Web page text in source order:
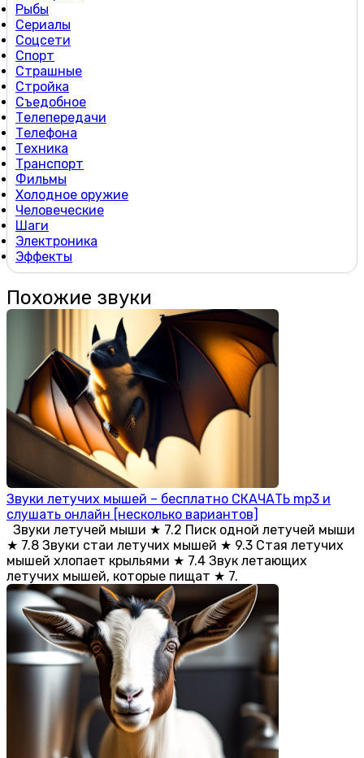
Рыбы
Сериалы
Соцсети
Спорт
Страшные
Стройка
Съедобное
Телепередачи
Телефона
Техника
Транспорт
Фильмы
Холодное оружие
Человеческие
Шаги
Электроника
Эффекты
Похожие звуки
Звуки летучих мышей – бесплатно СКАЧАТЬ mp3 и
слушать онлайн [несколько вариантов]
Звуки летучей мыши ★ 7.2 Писк одной летучей мыши
★ 7.8 Звуки стаи летучих мышей ★ 9.3 Стая летучих
мышей хлопает крыльями ★ 7.4 Звук летающих
летучих мышей, которые пищат ★ 7.